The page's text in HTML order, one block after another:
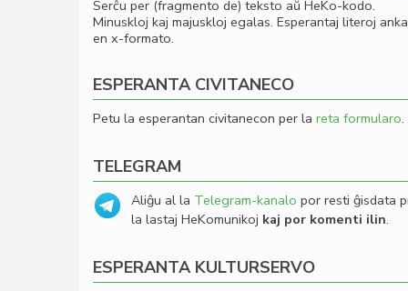
Serĉu per (fragmento de) teksto aŭ HeKo-kodo.
Minuskloj kaj majuskloj egalas. Esperantaj literoj
en x-formato.
ESPERANTA CIVITANECO
Petu la esperantan civitanecon per la reta formularo.
TELEGRAM
Aliĝu al la Telegram-kanalo por resti ĝisdata
la lastaj HeKomunikoj kaj por komenti ilin.
ESPERANTA KULTURSERVO